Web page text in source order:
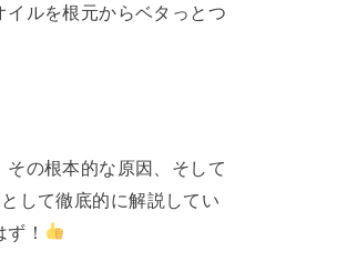
イルを根元からベタっとつ
の根本的な原因、そして
して徹底的に解説してい
！